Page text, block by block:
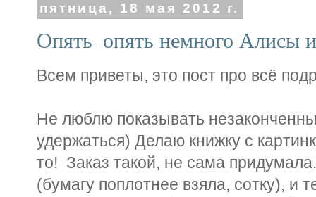
пятница, 18 мая 2012 г.
Опять-опять немного Алисы
Всем приветы, это пост про всё
Не люблю показывать
удержаться) Делаю книжку с
то! Заказ такой, не сама
(бумагу поплотнее взяла, сотку), и